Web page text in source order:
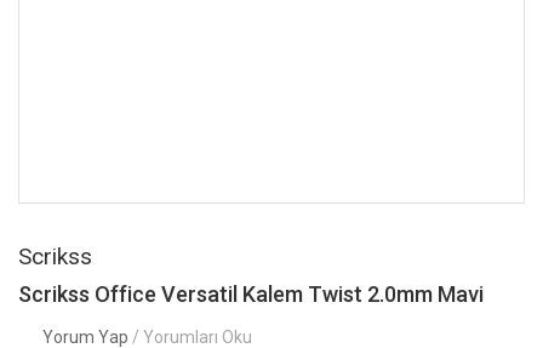
Scrikss
Scrikss Office Versatil Kalem Twist 2.0mm Mavi
Yorum Yap / Yorumları Oku